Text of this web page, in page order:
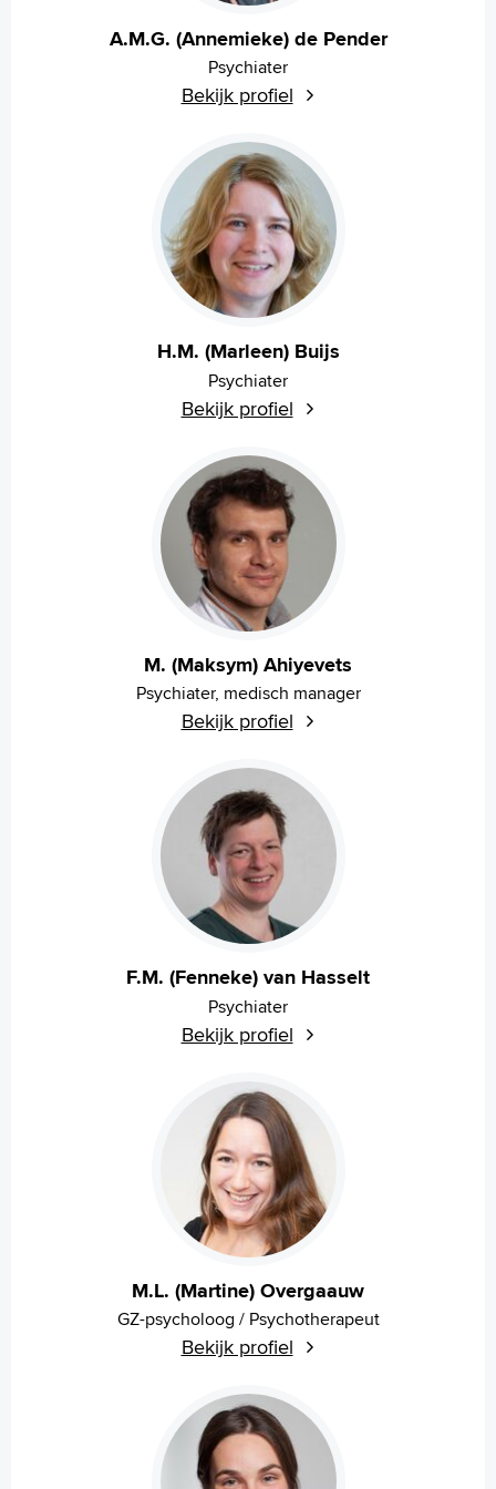
Zoeken
A.M.G. (Annemieke) de Pender
Psychiater
Bekijk profiel
H.M. (Marleen) Buijs
Psychiater
Bekijk profiel
M. (Maksym) Ahiyevets
Psychiater, medisch manager
Bekijk profiel
F.M. (Fenneke) van Hasselt
Psychiater
Bekijk profiel
M.L. (Martine) Overgaauw
GZ-psycholoog / Psychotherapeut
Bekijk profiel